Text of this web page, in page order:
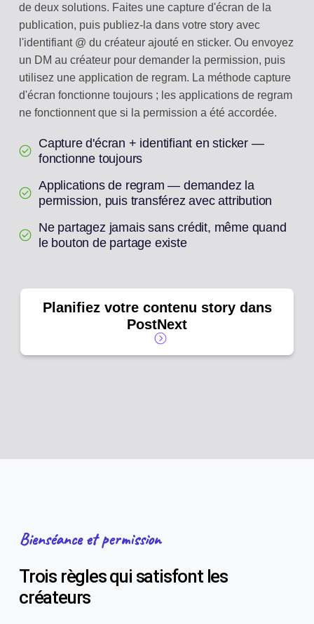
de deux solutions. Faites une capture d'écran de la
publication, puis publiez-la dans votre story avec
l'identifiant @ du créateur ajouté en sticker. Ou envoyez
un DM au créateur pour demander la permission, puis
utilisez une application de regram. La méthode capture
d'écran fonctionne toujours ; les applications de regram
ne fonctionnent que si la permission a été accordée.
Capture d'écran + identifiant en sticker —
fonctionne toujours
Applications de regram — demandez la
permission, puis transférez avec attribution
Ne partagez jamais sans crédit, même quand
le bouton de partage existe
Planifiez votre contenu story dans
PostNext
Bienséance et permission
Trois règles qui satisfont les
créateurs